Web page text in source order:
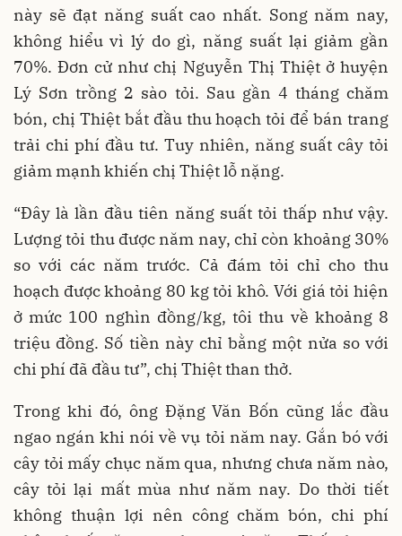
này sẽ đạt năng suất cao nhất. Song năm nay,
không hiểu vì lý do gì, năng suất lại giảm gần
70%. Đơn cử như chị Nguyễn Thị Thiệt ở huyện
Lý Sơn trồng 2 sào tỏi. Sau gần 4 tháng chăm
bón, chị Thiệt bắt đầu thu hoạch tỏi để bán trang
trải chi phí đầu tư. Tuy nhiên, năng suất cây tỏi
giảm mạnh khiến chị Thiệt lỗ nặng.
“Đây là lần đầu tiên năng suất tỏi thấp như vậy.
Lượng tỏi thu được năm nay, chỉ còn khoảng 30%
so với các năm trước. Cả đám tỏi chỉ cho thu
hoạch được khoảng 80 kg tỏi khô. Với giá tỏi hiện
ở mức 100 nghìn đồng/kg, tôi thu về khoảng 8
triệu đồng. Số tiền này chỉ bằng một nửa so với
chi phí đã đầu tư”, chị Thiệt than thở.
Trong khi đó, ông Đặng Văn Bốn cũng lắc đầu
ngao ngán khi nói về vụ tỏi năm nay. Gắn bó với
cây tỏi mấy chục năm qua, nhưng chưa năm nào,
cây tỏi lại mất mùa như năm nay. Do thời tiết
không thuận lợi nên công chăm bón, chi phí